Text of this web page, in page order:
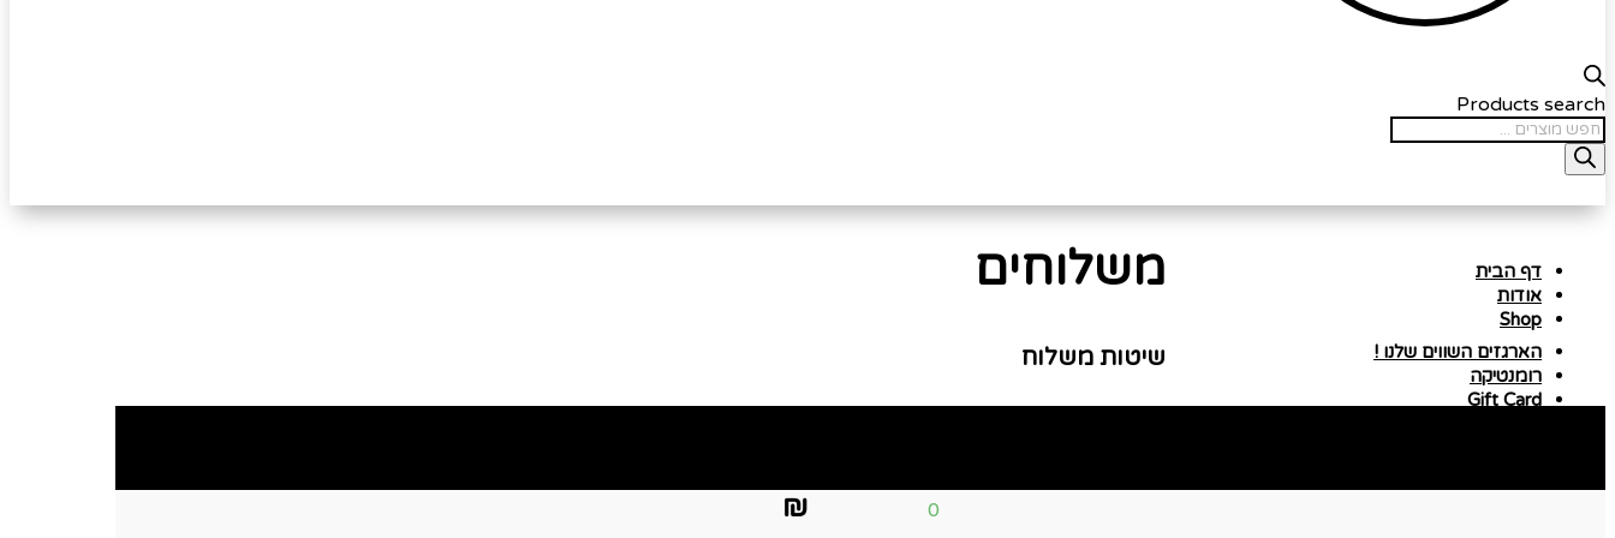
Products search
דף הבית
אודות
Shop
הארגזים השווים שלנו !
רומנטיקה
Gift Card
משלוחים
שיטות משלוח
₪
0